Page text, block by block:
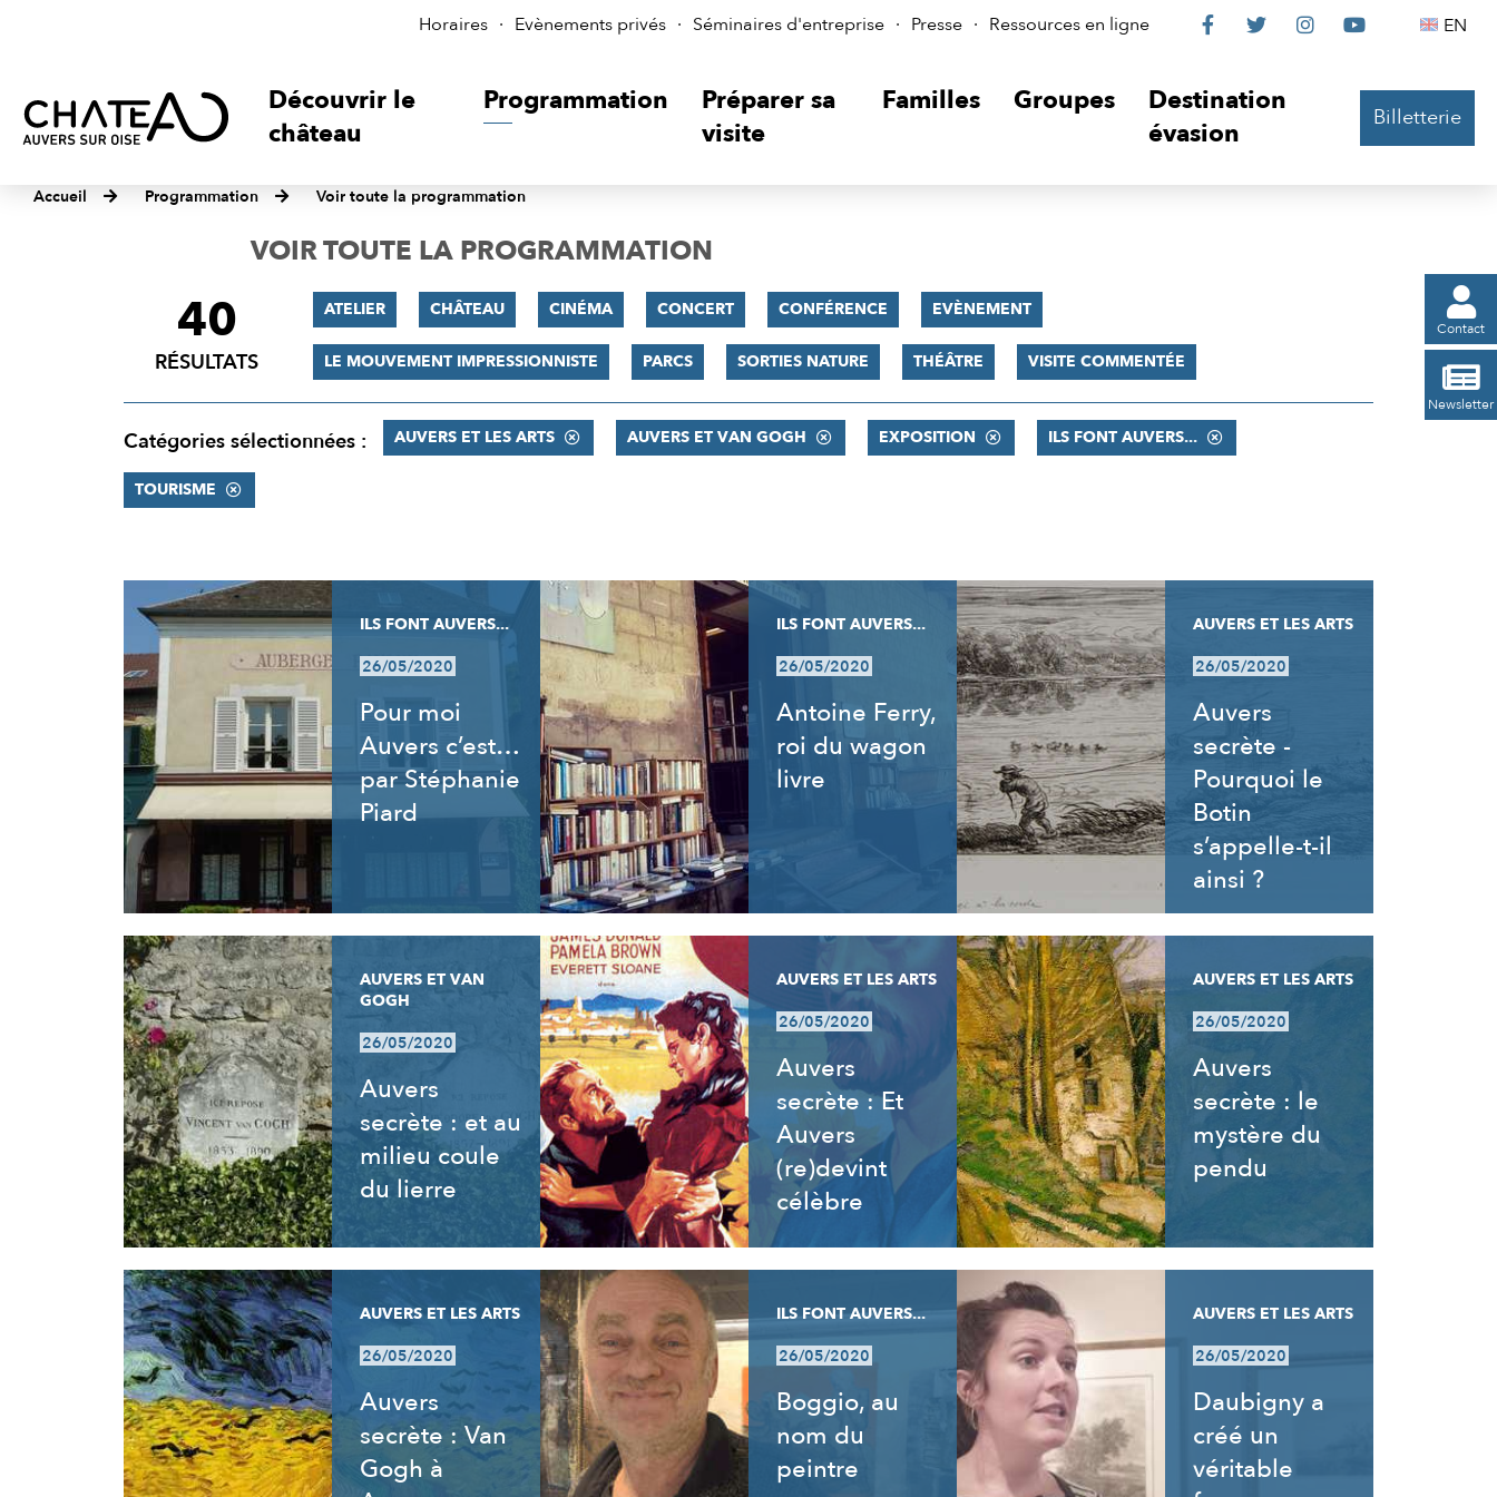
Horaires Evènements privés Séminaires d'entreprise Presse Ressources en ligne
Le
sur

Le

Le

Le
 EN
Découvrir le
château
Programmation
Préparer sa
visite
Familles Groupes
Destination
évasion
Billetterie
Accueil Programmation Voir toute la programmation

Contact

Newsletter
VOIR TOUTE LA PROGRAMMATION
FILTRER
RÉSULTATS
40
RÉSULTATS
ATELIER CHÂTEAU CINÉMA CONCERT CONFÉRENCE EVÈNEMENT
LE MOUVEMENT IMPRESSIONNISTE PARCS SORTIES NATURE THÉÂTRE VISITE COMMENTÉE
Catégories sélectionnées : AUVERS ET LES ARTS AUVERS ET VAN GOGH EXPOSITION ILS FONT AUVERS...
TOURISME
RÉSULTATS
ILS FONT AUVERS...
26/05/2020
Pour moi
Auvers c’est…
par Stéphanie
Piard
ILS FONT AUVERS...
26/05/2020
Antoine Ferry,
roi du wagon
livre
AUVERS ET LES ARTS
26/05/2020
Auvers
secrète -
Pourquoi le
Botin
s’appelle-t-il
ainsi ?
AUVERS ET VAN
GOGH
26/05/2020
Auvers
secrète : et au
milieu coule
du lierre
AUVERS ET LES ARTS
26/05/2020
Auvers
secrète : Et
Auvers
(re)devint
célèbre
AUVERS ET LES ARTS
26/05/2020
Auvers
secrète : le
mystère du
pendu
AUVERS ET LES ARTS
26/05/2020
Auvers
secrète : Van
Gogh à
ILS FONT AUVERS...
26/05/2020
Boggio, au
nom du
peintre
AUVERS ET LES ARTS
26/05/2020
Daubigny a
créé un
véritable